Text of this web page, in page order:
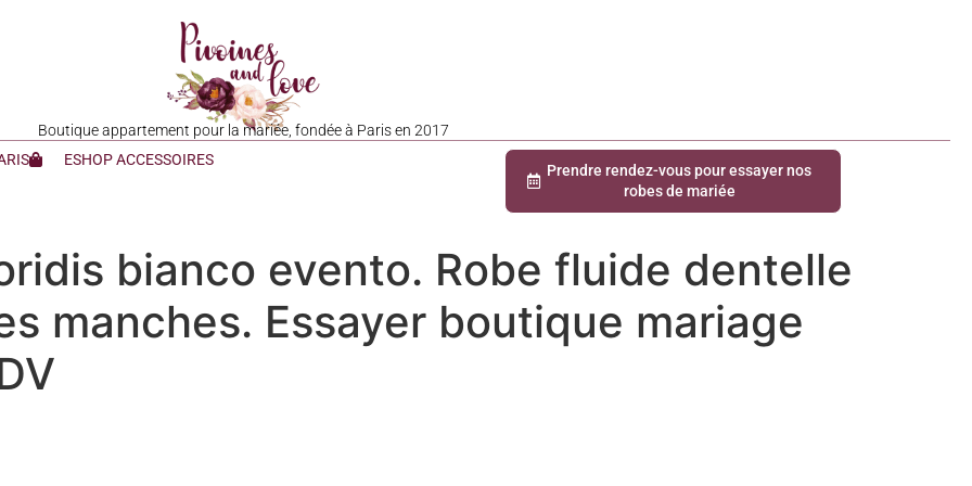
Boutique appartement pour la mariée, fondée à Paris en 2017
ESHOP ACCESSOIRES
Prendre rendez-vous pour essayer nos
robes de mariée
bianco evento. Robe fluide dentelle
manches. Essayer boutique mariage